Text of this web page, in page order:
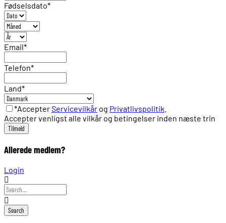
Fødselsdato*
Email*
Telefon*
Land*
*AccepterServicevilkår og Privatlivspolitik
Accepter venligst alle vilkår og betingelser inden næste trin
Allerede medlem?
Login